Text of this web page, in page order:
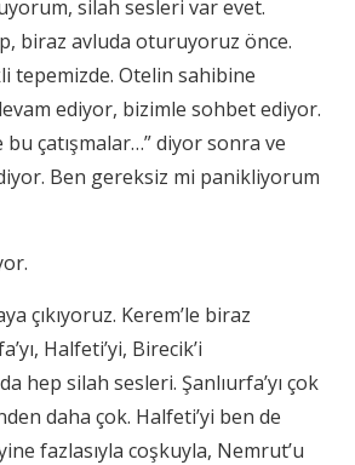
silah sesleri var evet.
biraz avluda oturuyoruz önce.
tepemizde. Otelin sahibine
ediyor, bizimle sohbet ediyor.
çatışmalar…” diyor sonra ve
Ben gereksiz mi panikliyorum
çıkıyoruz. Kerem’le biraz
Halfeti’yi, Birecik’i
hep silah sesleri. Şanlıurfa’yı çok
daha çok. Halfeti’yi ben de
fazlasıyla coşkuyla, Nemrut’u